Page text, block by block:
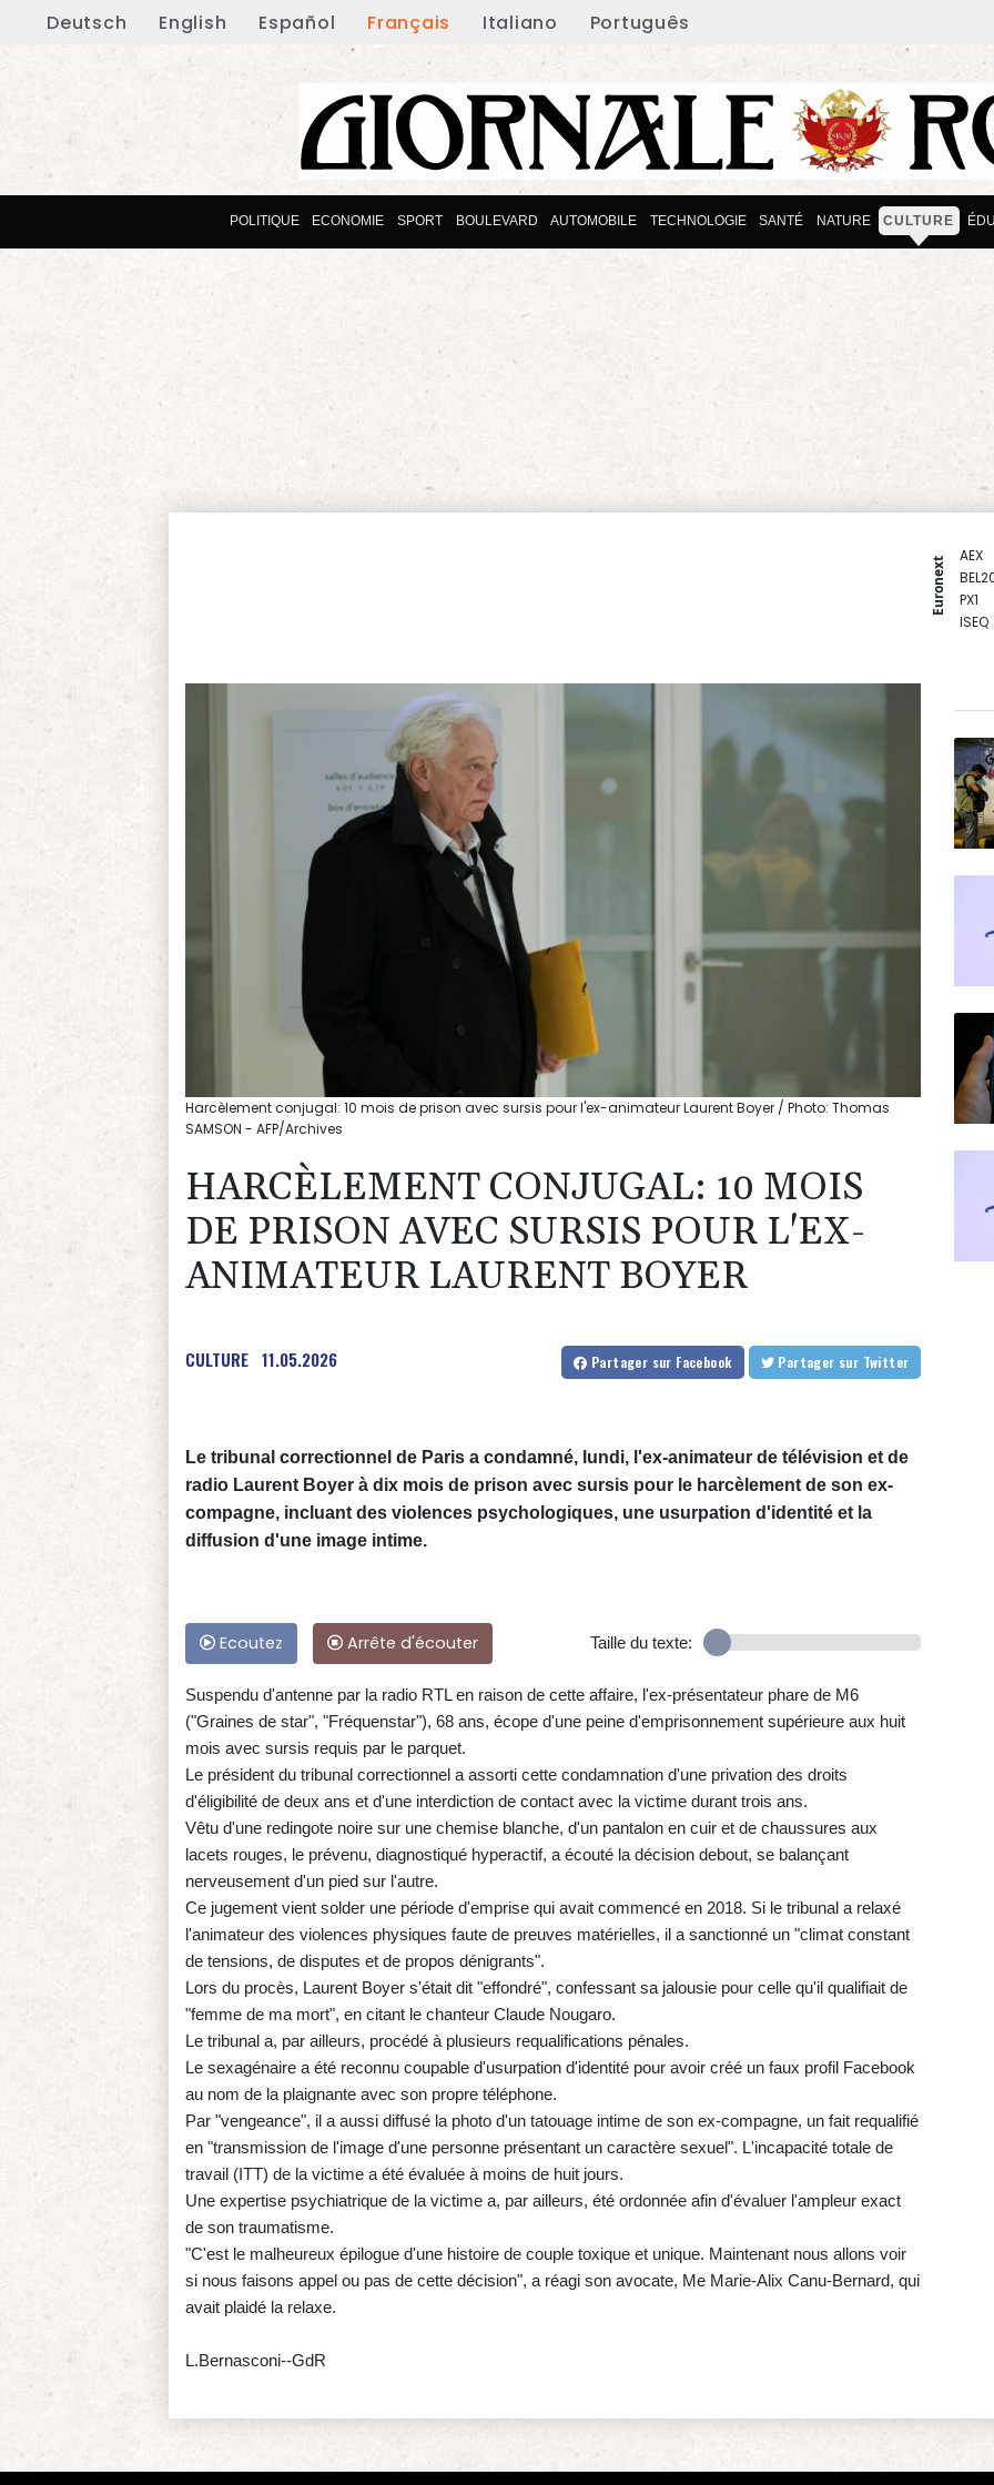
Deutsch English Español Français Italiano Português
POLITIQUE ECONOMIE SPORT BOULEVARD AUTOMOBILE TECHNOLOGIE SANTÉ NATURE CULTURE
Euronext
AEX
PX1
ISEQ
Harcèlement conjugal: 10 mois de prison avec sursis pour l'ex-animateur Laurent Boyer / Photo: Thomas
SAMSON - AFP/Archives
HARCÈLEMENT CONJUGAL: 10 MOIS
DE PRISON AVEC SURSIS POUR L'EX-
ANIMATEUR LAURENT BOYER
CULTURE 11.05.2026 Partager sur Facebook Partager sur Twitter
Le tribunal correctionnel de Paris a condamné, lundi, l'ex-animateur de télévision et de
radio Laurent Boyer à dix mois de prison avec sursis pour le harcèlement de son ex-
compagne, incluant des violences psychologiques, une usurpation d'identité et la
diffusion d'une image intime.
Ecoutez Arrête d'écouter Taille du texte:
Suspendu d'antenne par la radio RTL en raison de cette affaire, l'ex-présentateur phare de M6
("Graines de star", "Fréquenstar"), 68 ans, écope d'une peine d'emprisonnement supérieure aux huit
mois avec sursis requis par le parquet.
Le président du tribunal correctionnel a assorti cette condamnation d'une privation des droits
d'éligibilité de deux ans et d'une interdiction de contact avec la victime durant trois ans.
Vêtu d'une redingote noire sur une chemise blanche, d'un pantalon en cuir et de chaussures aux
lacets rouges, le prévenu, diagnostiqué hyperactif, a écouté la décision debout, se balançant
nerveusement d'un pied sur l'autre.
Ce jugement vient solder une période d'emprise qui avait commencé en 2018. Si le tribunal a relaxé
l'animateur des violences physiques faute de preuves matérielles, il a sanctionné un "climat constant
de tensions, de disputes et de propos dénigrants".
Lors du procès, Laurent Boyer s'était dit "effondré", confessant sa jalousie pour celle qu'il qualifiait de
"femme de ma mort", en citant le chanteur Claude Nougaro.
Le tribunal a, par ailleurs, procédé à plusieurs requalifications pénales.
Le sexagénaire a été reconnu coupable d'usurpation d'identité pour avoir créé un faux profil Facebook
au nom de la plaignante avec son propre téléphone.
Par "vengeance", il a aussi diffusé la photo d'un tatouage intime de son ex-compagne, un fait requalifié
en "transmission de l'image d'une personne présentant un caractère sexuel". L'incapacité totale de
travail (ITT) de la victime a été évaluée à moins de huit jours.
Une expertise psychiatrique de la victime a, par ailleurs, été ordonnée afin d'évaluer l'ampleur exact
de son traumatisme.
"C'est le malheureux épilogue d'une histoire de couple toxique et unique. Maintenant nous allons voir
si nous faisons appel ou pas de cette décision", a réagi son avocate, Me Marie-Alix Canu-Bernard, qui
avait plaidé la relaxe.
L.Bernasconi--GdR